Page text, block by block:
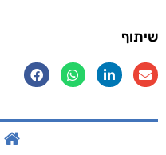
שיתוף